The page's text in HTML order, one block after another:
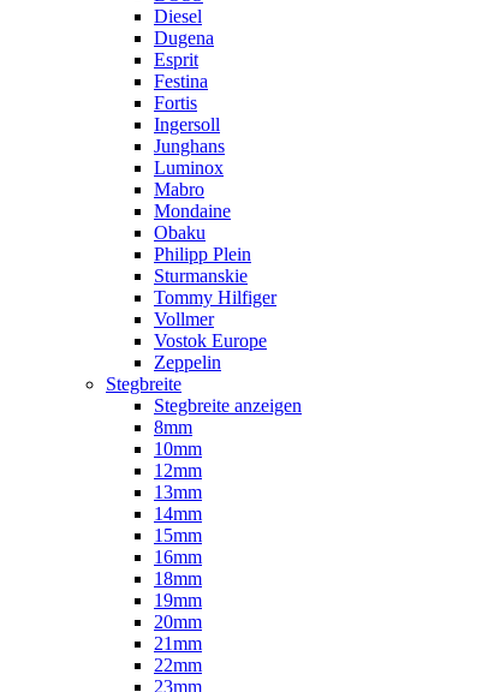
Diesel
Dugena
Esprit
Festina
Fortis
Ingersoll
Junghans
Luminox
Mabro
Mondaine
Obaku
Philipp Plein
Sturmanskie
Tommy Hilfiger
Vollmer
Vostok Europe
Zeppelin
Stegbreite
Stegbreite anzeigen
8mm
10mm
12mm
13mm
14mm
15mm
16mm
18mm
19mm
20mm
21mm
22mm
23mm